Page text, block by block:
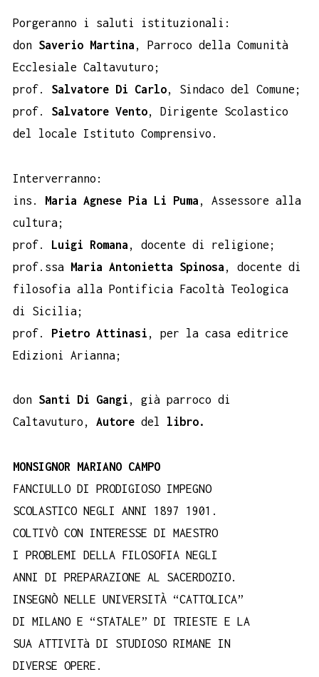
Porgeranno i saluti istituzionali:
don Saverio Martina , Parroco della Comunità
Ecclesiale Caltavuturo;
prof. Salvatore Di Carlo, Sindaco del Comune;
prof. Salvatore Vento, Dirigente Scolastico
del locale Istituto Comprensivo.
Interverranno:
ins.
Maria Agnese Pia Li Puma , Assessore alla
cultura;
prof. Luigi Romana , docente di religione;
prof.ssa Maria Antonietta Spinosa , docente di
filosofia alla Pontificia Facoltà Teologica
di Sicilia;
prof. Pietro Attinasi , per la casa editrice
Edizioni Arianna;
don Santi Di Gangi , già parroco di
Caltavuturo, Autore del libro.
MONSIGNOR MARIANO CAMPO
FANCIULLO DI PRODIGIOSO IMPEGNO
SCOLASTICO NEGLI ANNI 1897 1901.
COLTIVÒ CON INTERESSE DI MAESTRO
I PROBLEMI DELLA FILOSOFIA NEGLI
ANNI DI PREPARAZIONE AL SACERDOZIO.
INSEGNÒ NELLE UNIVERSITÀ “CATTOLICA”
DI MILANO E “STATALE” DI TRIESTE E LA
SUA ATTIVITà DI STUDIOSO RIMANE IN
DIVERSE OPERE.